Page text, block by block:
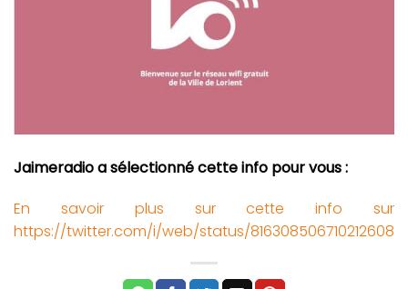
Jaimeradio a sélectionné cette info pour vous :
En savoir plus sur cette info sur
https://twitter.com/i/web/status/816308506710212608